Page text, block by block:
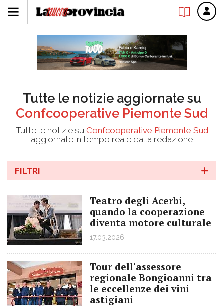
Tutte le notizie aggiornate su
Confcooperative Piemonte Sud
Tutte le notizie su Confcooperative Piemonte Sud
aggiornate in tempo reale dalla redazione
FILTRI
Teatro degli Acerbi,
quando la cooperazione
diventa motore culturale
17.03.2026
Tour dell'assessore
regionale Bongioanni tra
le eccellenze dei vini
astigiani